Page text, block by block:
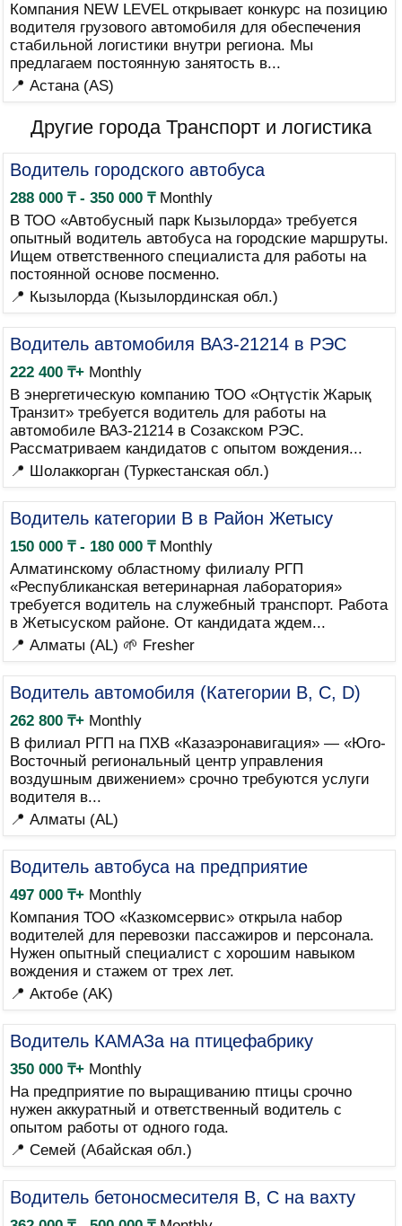
Компания NEW LEVEL открывает конкурс на позицию
водителя грузового автомобиля для обеспечения
стабильной логистики внутри региона. Мы
предлагаем постоянную занятость в...
📍 Астана (AS)
Другие города Транспорт и логистика
Водитель городского автобуса
288 000 ₸ - 350 000 ₸Monthly
В ТОО «Автобусный парк Кызылорда» требуется
опытный водитель автобуса на городские маршруты.
Ищем ответственного специалиста для работы на
постоянной основе посменно.
📍 Кызылорда (Кызылординская обл.)
Водитель автомобиля ВАЗ-21214 в РЭС
222 400 ₸+Monthly
В энергетическую компанию ТОО «Оңтүстік Жарық
Транзит» требуется водитель для работы на
автомобиле ВАЗ-21214 в Созакском РЭС.
Рассматриваем кандидатов с опытом вождения...
📍 Шолаккорган (Туркестанская обл.)
Водитель категории B в Район Жетысу
150 000 ₸ - 180 000 ₸Monthly
Алматинскому областному филиалу РГП
«Республиканская ветеринарная лаборатория»
требуется водитель на служебный транспорт. Работа
в Жетысуском районе. От кандидата ждем...
📍 Алматы (AL) 🌱 Fresher
Водитель автомобиля (Категории B, C, D)
262 800 ₸+Monthly
В филиал РГП на ПХВ «Казаэронавигация» — «Юго-
Восточный региональный центр управления
воздушным движением» срочно требуются услуги
водителя в...
📍 Алматы (AL)
Водитель автобуса на предприятие
497 000 ₸+Monthly
Компания ТОО «Казкомсервис» открыла набор
водителей для перевозки пассажиров и персонала.
Нужен опытный специалист с хорошим навыком
вождения и стажем от трех лет.
📍 Актобе (AK)
Водитель КАМАЗа на птицефабрику
350 000 ₸+Monthly
На предприятие по выращиванию птицы срочно
нужен аккуратный и ответственный водитель с
опытом работы от одного года.
📍 Семей (Абайская обл.)
Водитель бетоносмесителя B, C на вахту